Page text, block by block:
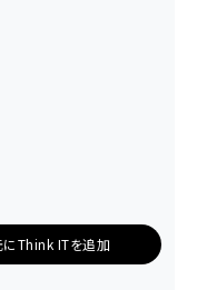
にThink ITを追加